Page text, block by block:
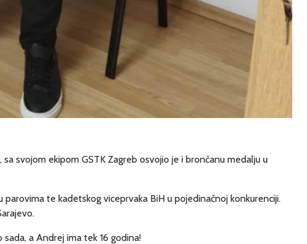
svojom ekipom GSTK Zagreb osvojio je i brončanu medalju u
te kadetskog viceprvaka BiH u pojedinačnoj konkurenciji.
a Andrej ima tek 16 godina!